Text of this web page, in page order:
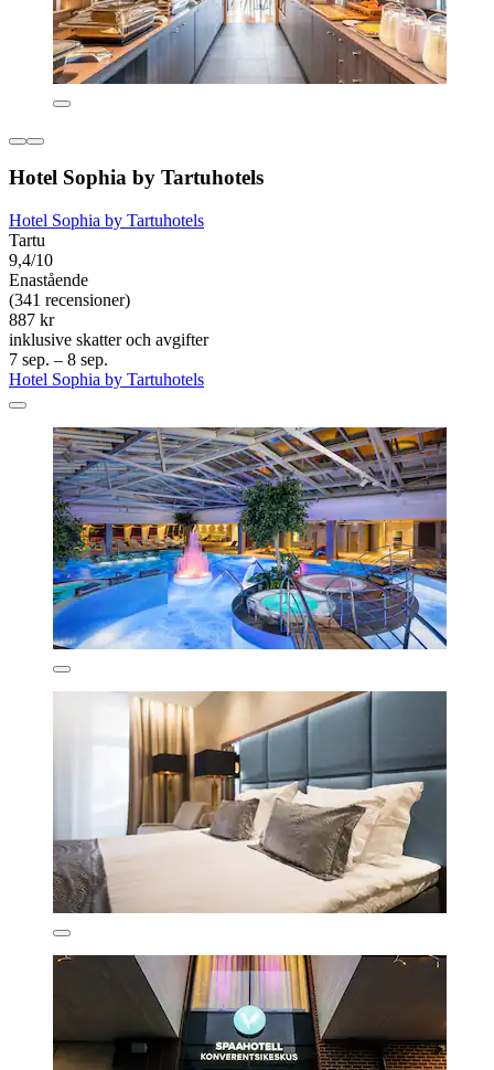
Hotel Sophia by Tartuhotels
Hotel Sophia by Tartuhotels
Tartu
9,4/10
Enastående
(341 recensioner)
887 kr
inklusive skatter och avgifter
7 sep. – 8 sep.
Hotel Sophia by Tartuhotels